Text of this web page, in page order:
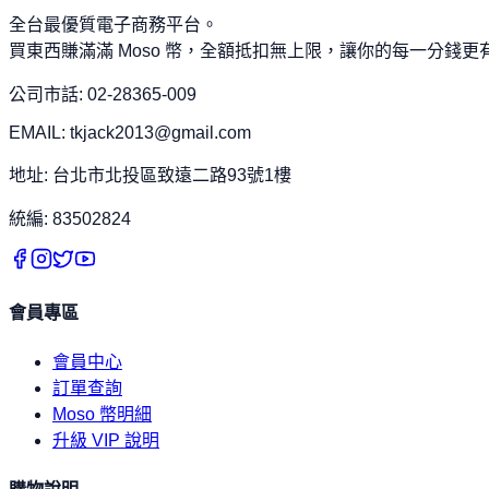
全台最優質電子商務平台。
買東西賺滿滿 Moso 幣，全額抵扣無上限，讓你的每一分錢更
公司市話: 02-28365-009
EMAIL: tkjack2013@gmail.com
地址: 台北市北投區致遠二路93號1樓
統編: 83502824
會員專區
會員中心
訂單查詢
Moso 幣明細
升級 VIP 說明